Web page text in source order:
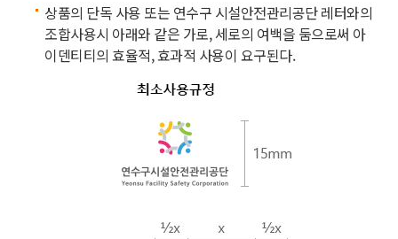
상품의 단독 사용 또는 연수구 시설안전관리공단 레터와의
조합사용시 아래와 같은 가로, 세로의 여백을 둠으로써 아
이덴티티의 효율적, 효과적 사용이 요구된다.